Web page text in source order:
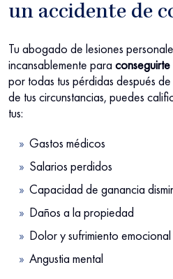
un accidente de
Tu abogado de lesiones
incansablemente para
por todas tus pérdidas después
de tus circunstancias, puedes
tus:
Gastos médicos
Salarios perdidos
Capacidad de ganancia
Daños a la propiedad
Dolor y sufrimiento emocional
Angustia mental